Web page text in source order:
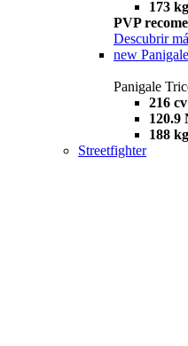
173 kg
PVP
Descubrir
new
Panigale
216 cv
120.9
188 kg
Streetfighter